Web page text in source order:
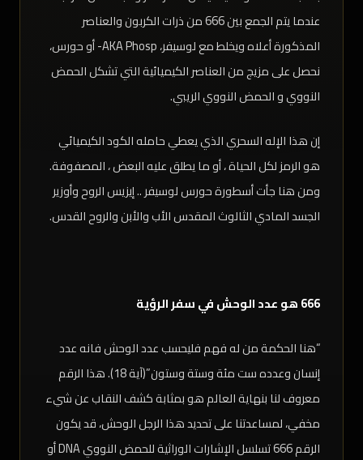
عندما يتم الجمع بين 666 من ذرات الكربون والعناصر
المذكورة أعلاه ويخلط مع لوسيفر، AKA Phosp- أو حورس،
نحصل على مزيج من العناصر الكيميائية التي تشكل الحمض
النووي و الحمض النووي الريبي.
إن هذا الإله السحري الذي يعطي حامله الكود الكيميائي
هو الرمز لكل الحياة ، أو ما يطلق عليه البعض ، المصفوفة.
ومن هنا جأت أسطورة حورس لوسيفر .. إيزيس الروح وأوزير
الجسد المادي الثالوث المقدس الأب والأبن والروح القدس.
666 هو عدد الوحش في سفر الرؤية
“هنا الحكمة من له فهم فليحسب عدد الوحش فانه عدد
إنسان وعدده ست مئة وستة وستون”(آية 18). هذا الرقم
معروف لنا بنهاية العالم هو بمثابة كشف النقاب عن شيء
مخفي، لمساعدتنا على تحديد هذا الرجل الوحش، قد يكون
الرقم 666 تسلسل الإشارات الوراثية للحمض النووي DNA أو